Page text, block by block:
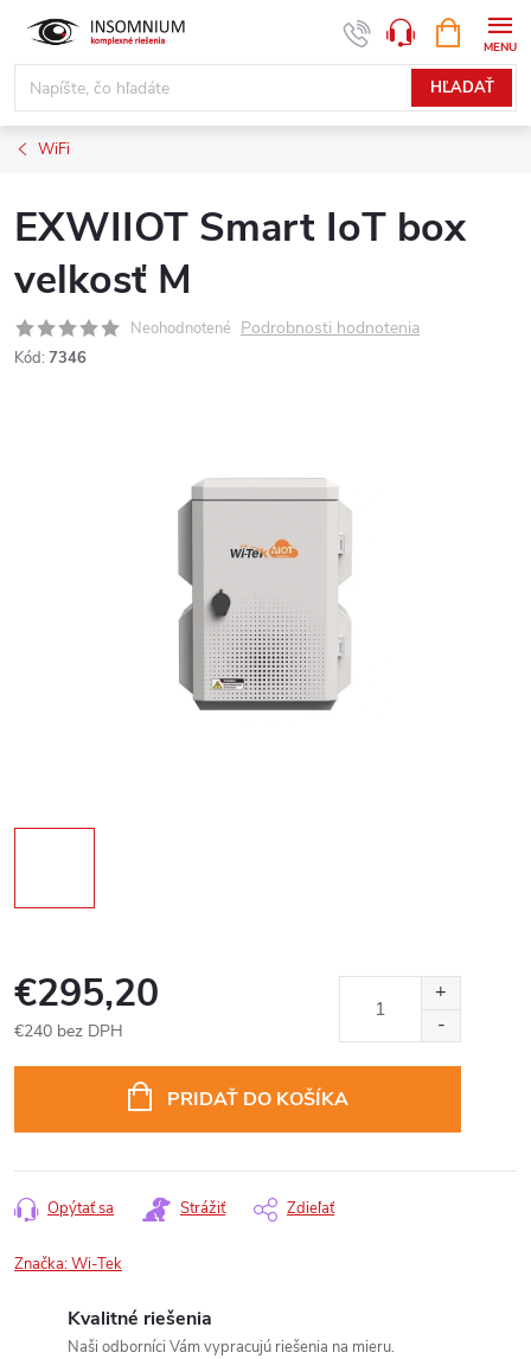
obsah
HĽADAŤ
KOŠÍK
WiFi
EXWIIOT Smart IoT box
velkosť M
Neohodnotené Podrobnosti hodnotenia
Kód: 7346
€295,20
€240 bez DPH
PRIDAŤ DO KOŠÍKA
Opýtať sa Strážiť Zdieľať
Značka:Wi-Tek
Kvalitné riešenia
Naši odborníci Vám vypracujú riešenia na mieru.
www.insomnium.sk - Chat